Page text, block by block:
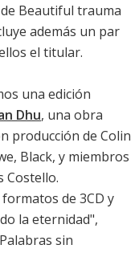
Beautiful trauma
además un par
el titular.
una edición
Dhu, una obra
producción de Colin
Black, y miembros
Costello.
de 3CD y
la eternidad",
sin